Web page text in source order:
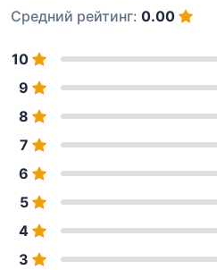
Средний рейтинг: 0.00
10
9
8
7
6
5
4
3